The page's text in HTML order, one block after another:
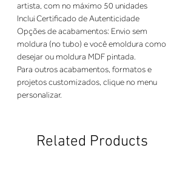
artista, com no máximo 50 unidades
Inclui Certificado de Autenticidade
Opções de acabamentos: Envio sem
moldura (no tubo) e você emoldura como
desejar ou moldura MDF pintada.
Para outros acabamentos, formatos e
projetos customizados, clique no menu
personalizar.
Related Products